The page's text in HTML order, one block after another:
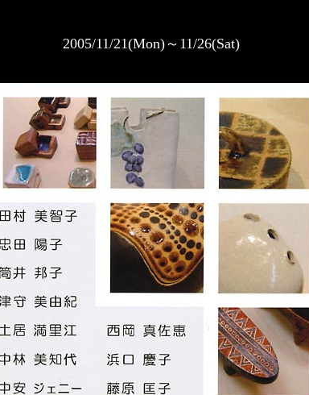
2005/11/21(Mon)～11/26(Sat)